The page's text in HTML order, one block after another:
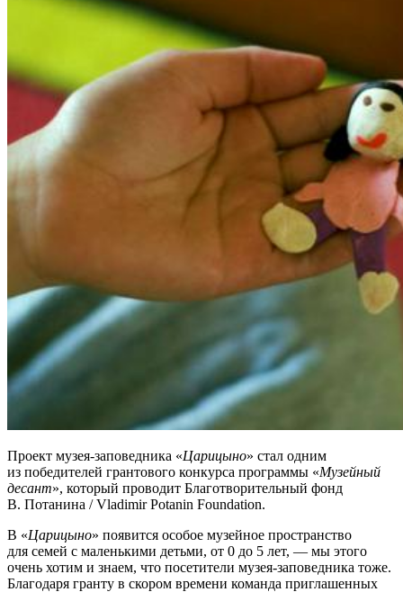
Проект музея-заповедника «Царицыно» стал одним
из победителей грантового конкурса программы «Музейный
десант», который проводит Благотворительный фонд
В. Потанина / Vladimir Potanin Foundation.
В «Царицыно» появится особое музейное пространство
для семей с маленькими детьми, от 0 до 5 лет, — мы этого
очень хотим и знаем, что посетители музея-заповедника тоже.
Благодаря гранту в скором времени команда приглашенных